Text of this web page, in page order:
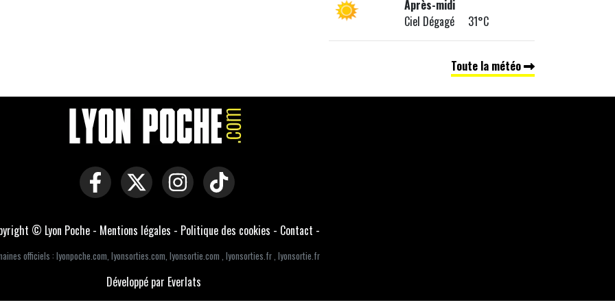
Après-midi
Ciel Dégagé 31°C
Toute la météo
© Lyon Poche - Mentions légales - Politique des cookies - Contact -
officiels : lyonpoche.com, lyonsorties.com, lyonsortie.com , lyonsorties.fr, lyonsortie.fr
Développé par Everlats